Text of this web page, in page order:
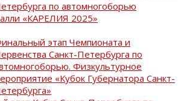
по автомногоборью
«КАРЕЛИЯ 2025»
этап Чемпионата и
Санкт-Петербурга по
Физкультурное
«Кубок Губернатора Санкт-